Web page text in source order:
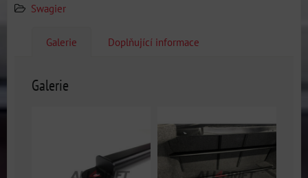
Swagier
Galerie Doplňující informace
Galerie